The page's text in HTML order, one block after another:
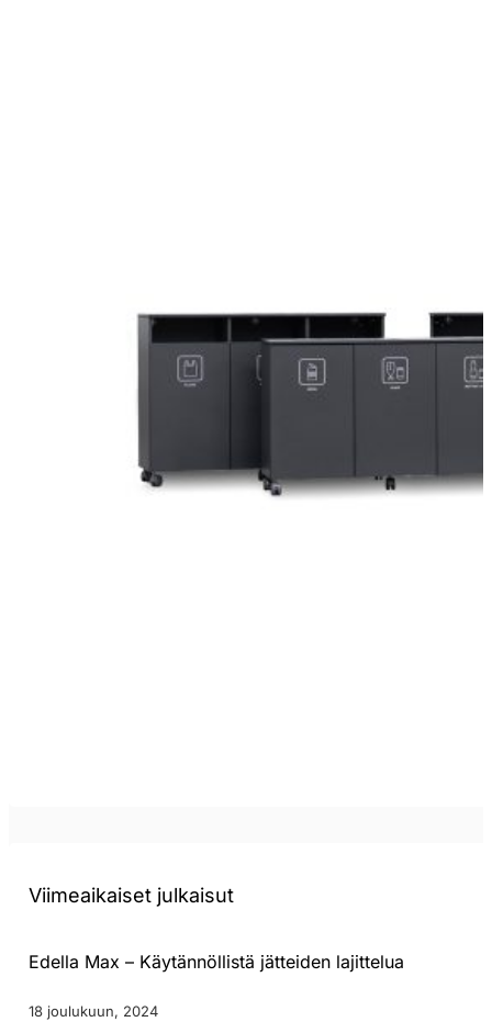
Viimeaikaiset julkaisut
Edella Max – Käytännöllistä jätteiden lajittelua
18 joulukuun, 2024